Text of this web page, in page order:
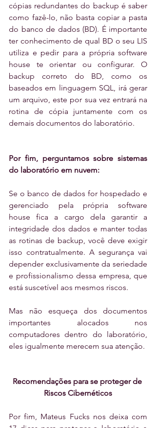
cópias redundantes do backup é saber
como fazê-lo, não basta copiar a pasta
do banco de dados (BD). É importante
ter conhecimento de qual BD o seu LIS
utiliza e pedir para a própria software
house te orientar ou configurar. O
backup correto do BD, como os
baseados em linguagem SQL, irá gerar
um arquivo, este por sua vez entrará na
rotina de cópia juntamente com os
demais documentos do laboratório.
Por fim, perguntamos sobre sistemas
do laboratório em nuvem:
Se o banco de dados for hospedado e
gerenciado pela própria software
house fica a cargo dela garantir a
integridade dos dados e manter todas
as rotinas de backup, você deve exigir
isso contratualmente. A segurança vai
depender exclusivamente da seriedade
e profissionalismo dessa empresa, que
está suscetível aos mesmos riscos.
Mas não esqueça dos documentos
importantes alocados nos
computadores dentro do laboratório,
eles igualmente merecem sua atenção.
Recomendações para se proteger de
Riscos Cibernéticos
Por fim, Mateus Fucks nos deixa com